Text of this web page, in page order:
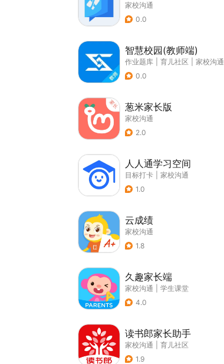
家校沟通
0.0
智慧校园(教师端)
作业题库 育儿社区
家校沟通
0.0
葱米家长版
家校沟通
2.0
人人通学习空间
目标打卡
家校沟通
1.0
云成绩
家校沟通
1.8
久趣家长端
家校沟通
学生课堂
4.0
读书郎家长助手
家校沟通
育儿社区
1.9